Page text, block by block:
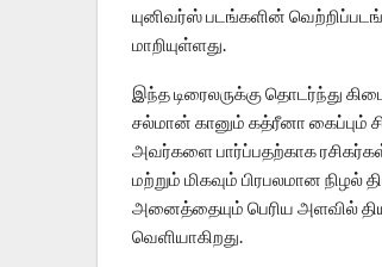
யுனிவர்ஸ் படங்களின்
மாறியுள்ளது.
இந்த டிரைலருக்கு தொடர்ந்து
சல்மான் கானும் கத்ரீனா கைப்பும்
அவர்களை பார்ப்பதற்காக
மற்றும் மிகவும் பிரபலமான
அனைத்தையும் பெரிய அளவில்
வெளியாகிறது.